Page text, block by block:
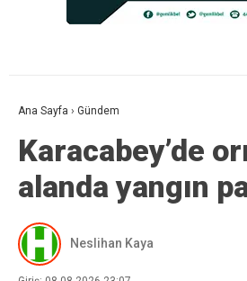
Ana Sayfa › Gündem
Karacabey’de
alanda yangın
Neslihan Kaya